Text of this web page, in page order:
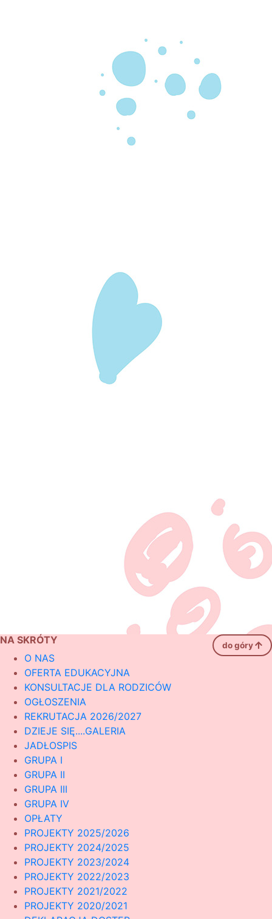
NA SKRÓTY do góry
O NAS
OFERTA EDUKACYJNA
KONSULTACJE DLA RODZICÓW
OGŁOSZENIA
REKRUTACJA 2026/2027
DZIEJE SIĘ....GALERIA
JADŁOSPIS
GRUPA I
GRUPA II
GRUPA III
GRUPA IV
OPŁATY
PROJEKTY 2025/2026
PROJEKTY 2024/2025
PROJEKTY 2023/2024
PROJEKTY 2022/2023
PROJEKTY 2021/2022
PROJEKTY 2020/2021